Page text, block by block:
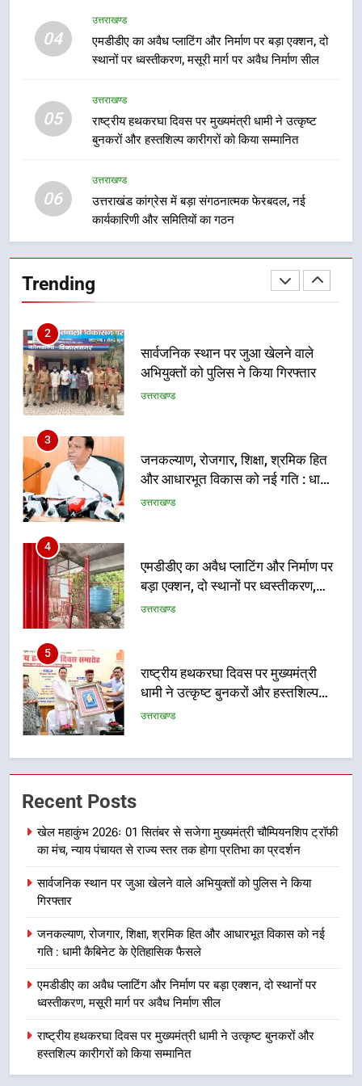
04
उत्तराखण्ड
एमडीडीए का अवैध प्लाटिंग और निर्माण पर बड़ा एक्शन, दो
स्थानों पर ध्वस्तीकरण, मसूरी मार्ग पर अवैध निर्माण सील
05
उत्तराखण्ड
राष्ट्रीय हथकरघा दिवस पर मुख्यमंत्री धामी ने उत्कृष्ट
बुनकरों और हस्तशिल्प कारीगरों को किया सम्मानित
06
उत्तराखण्ड
उत्तराखंड कांग्रेस में बड़ा संगठनात्मक फेरबदल, नई
कार्यकारिणी और समितियों का गठन
Trending
मुख्यमंत्री धामी बोले- युवाओं को रोजगार
देना सरकार की सर्वोच्च प्राथमिकता, आने
8
दिल्ली-देहरादून आर्थिक कॉरिडोर से जुड़ी
गुणवत्तापूर्ण निर्माण सुनिश्चित करने के
निर्देश, सुरक्षा मानकों से कोई समझौता
खेल महाकुंभ 2026ः 01 सितंबर से सजेगा
मुख्यमंत्री चौम्पियनशिप ट्रॉफी का मंच,
न्याय पंचायत से राज्य स्तर तक होगा
2
सार्वजनिक स्थान पर जुआ खेलने वाले
अभियुक्तों को पुलिस ने किया गिरफ्तार
उत्तराखण्ड
3
जनकल्याण, रोजगार, शिक्षा, श्रमिक हित
और आधारभूत विकास को नई गति : धामी
कैबिनेट के ऐतिहासिक फैसले
उत्तराखण्ड
4
एमडीडीए का अवैध प्लाटिंग और निर्माण पर
बड़ा एक्शन, दो स्थानों पर ध्वस्तीकरण,
मसूरी मार्ग पर अवैध निर्माण सील
उत्तराखण्ड
5
राष्ट्रीय हथकरघा दिवस पर मुख्यमंत्री
धामी ने उत्कृष्ट बुनकरों और हस्तशिल्प
कारीगरों को किया सम्मानित
उत्तराखण्ड
6
उत्तराखंड कांग्रेस में बड़ा संगठनात्मक
उत्तराखण्ड
मुख्यमंत्री धामी बोले- युवाओं को रोजगार
वाले महीनों में हजारों पदों पर की जाएगी
भर्ती
उत्तराखण्ड
दिल्ली-देहरादून आर्थिक कॉरिडोर से जुड़ी
का डीएम ने किया निरीक्षण; समयबद्ध एवं
गुणवत्तापूर्ण निर्माण सुनिश्चित करने के
निर्देश, सुरक्षा मानकों से कोई समझौता
उत्तराखण्ड
Recent Posts
खेल महाकुंभ 2026ः 01 सितंबर से सजेगा मुख्यमंत्री चौम्पियनशिप ट्रॉफी
का मंच, न्याय पंचायत से राज्य स्तर तक होगा प्रतिभा का प्रदर्शन
सार्वजनिक स्थान पर जुआ खेलने वाले अभियुक्तों को पुलिस ने किया
गिरफ्तार
जनकल्याण, रोजगार, शिक्षा, श्रमिक हित और आधारभूत विकास को नई
गति : धामी कैबिनेट के ऐतिहासिक फैसले
एमडीडीए का अवैध प्लाटिंग और निर्माण पर बड़ा एक्शन, दो स्थानों पर
ध्वस्तीकरण, मसूरी मार्ग पर अवैध निर्माण सील
राष्ट्रीय हथकरघा दिवस पर मुख्यमंत्री धामी ने उत्कृष्ट बुनकरों और
हस्तशिल्प कारीगरों को किया सम्मानित